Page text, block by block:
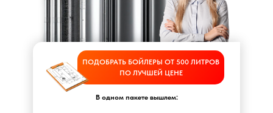
В одном пакете вышлем:
ПОДОБРАТЬ БОЙЛЕРЫ ОТ 500 ЛИТРОВ
ПО ЛУЧШЕЙ ЦЕНЕ